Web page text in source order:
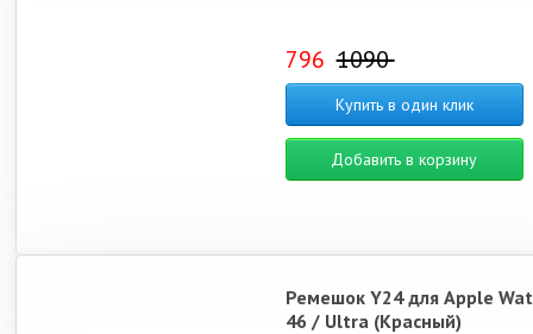
796 1090
Купить в один клик
Добавить в корзину
Ремешок Y24 для Apple
46 / Ultra (Красный)